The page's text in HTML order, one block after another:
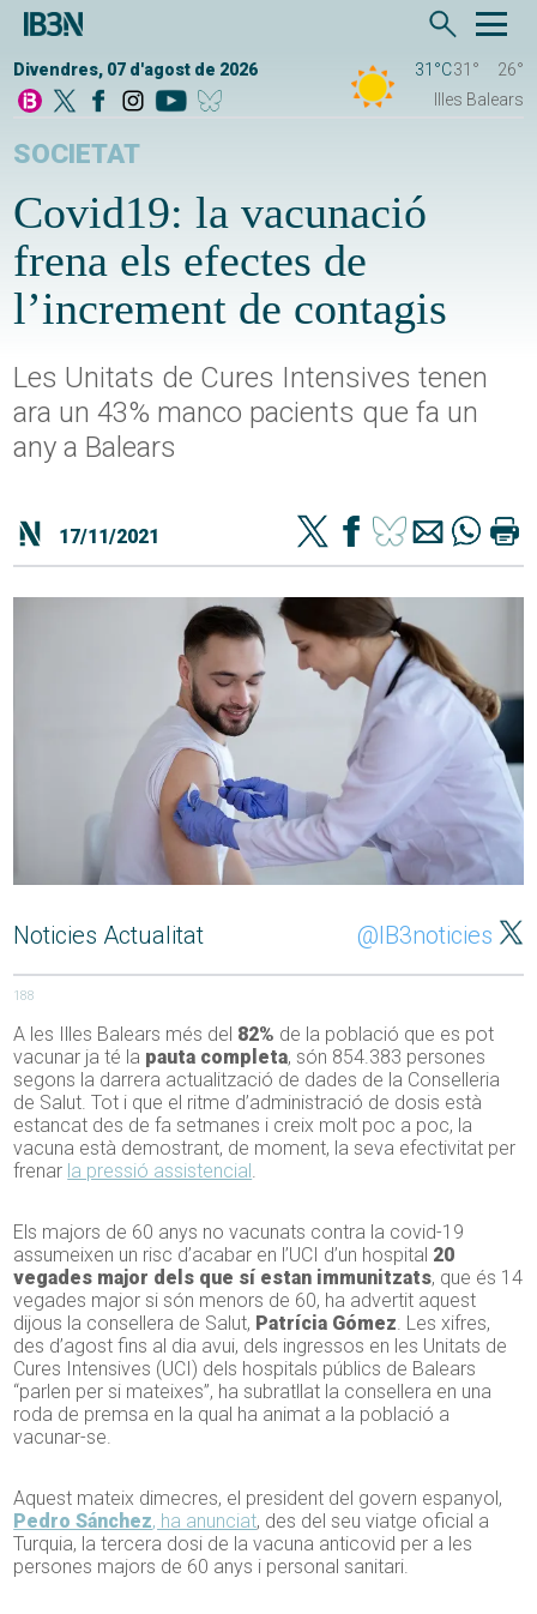
Divendres, 07 d'agost de 2026 31°C31°
26°
Illes Balears
SOCIETAT
Covid19: la vacunació
frena els efectes de
l’increment de contagis
Les Unitats de Cures Intensives tenen
ara un 43% manco pacients que fa un
any a Balears
17/11/2021
Noticies Actualitat @IB3noticies
188
A les Illes Balears més del 82% de la població que es pot
vacunar ja té la pauta completa, són 854.383 persones
segons la darrera actualització de dades de la Conselleria
de Salut. Tot i que el ritme d’administració de dosis està
estancat des de fa setmanes i creix molt poc a poc, la
vacuna està demostrant, de moment, la seva efectivitat per
frenar la pressió assistencial.
Els majors de 60 anys no vacunats contra la covid-19
assumeixen un risc d’acabar en l’UCI d’un hospital 20
vegades major dels que sí estan immunitzats, que és 14
vegades major si són menors de 60, ha advertit aquest
dijous la consellera de Salut, Patrícia Gómez. Les xifres,
des d’agost fins al dia avui, dels ingressos en les Unitats de
Cures Intensives (UCI) dels hospitals públics de Balears
“parlen per si mateixes”, ha subratllat la consellera en una
roda de premsa en la qual ha animat a la població a
vacunar-se.
Aquest mateix dimecres, el president del govern espanyol,
Pedro Sánchez, ha anunciat, des del seu viatge oficial a
Turquia, la tercera dosi de la vacuna anticovid per a les
persones majors de 60 anys i personal sanitari.